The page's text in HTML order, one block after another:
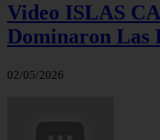
Video ISLAS
Dominaron Las
02/05/2026